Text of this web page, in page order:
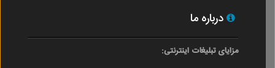
درباره ما
مزایای تبلیغات اینترنتی: